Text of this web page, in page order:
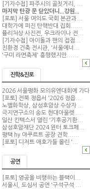
[기자수첩] 파주시의 골칫거리, ...
마지막 탄광 문 닫았더니...강원...
[포토] 서울 여의도 국회 본관과...
대학가에 퍼진 탄핵반대 집회......
퓰리처상 사진전, 우크라이나 전...
[기자수첩] 아이돌과 팬의 접점...
친환경 건축 전시관, '서울에너...
'구미 라면축제' 흥행했지만......
진학&진로
2026 서울평화 모의유엔대회에 가다
[포토] 전북 정읍서 '2026 정읍...
노벨화학상, 삼성호암상 수상자 ...
극지연구소의 송도 현대아울렛 ...
일산 킨텍스서 열린 '기후공기환...
삼성호암재단 2024 윈터 토크페...
평택 hy 야쿠르트 공장 견학......
[포토] 디저트 애호가들 몰린 '...
공연
[포토] 영공을 비행하는 블랙이...
서울시, 도심서 공연 '구석구석 ...